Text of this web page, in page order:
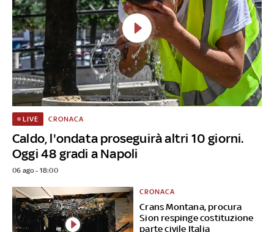
Caldo, l'ondata proseguirà altri 10 giorni.
Oggi 48 gradi a Napoli
LIVE CRONACA
06 ago - 18:00
Crans Montana, procura
Sion respinge costituzione
parte civile Italia
CRONACA